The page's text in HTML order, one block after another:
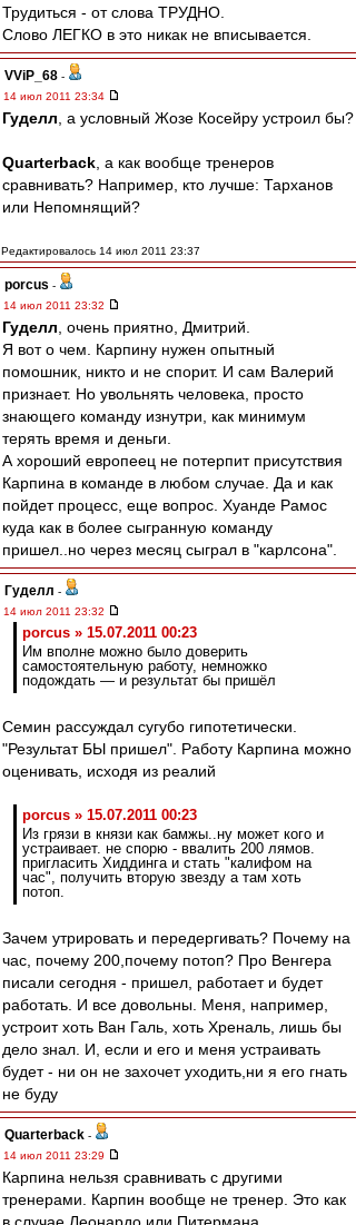
Трудиться - от слова ТРУДНО.
Слово ЛЕГКО в это никак не вписывается.
VViP_68 -
14 июл 2011 23:34
Гуделл , а условный Жозе Косейру устроил бы?
Quarterback , а как вообще тренеров
сравнивать? Например, кто лучше: Тарханов
или Непомнящий?
Редактировалось 14 июл 2011 23:37
porcus -
14 июл 2011 23:32
Гуделл , очень приятно, Дмитрий.
Я вот о чем. Карпину нужен опытный
помошник, никто и не спорит. И сам Валерий
признает. Но увольнять человека, просто
знающего команду изнутри, как минимум
терять время и деньги.
А хороший европеец не потерпит присутствия
Карпина в команде в любом случае. Да и как
пойдет процесс, еще вопрос. Хуанде Рамос
куда как в более сыгранную команду
пришел..но через месяц сыграл в "карлсона".
Гуделл -
14 июл 2011 23:32
porcus » 15.07.2011 00:23
Им вполне можно было доверить
самостоятельную работу, немножко
подождать — и результат бы пришёл
Семин рассуждал сугубо гипотетически.
"Результат БЫ пришел". Работу Карпина можно
оценивать, исходя из реалий
porcus » 15.07.2011 00:23
Из грязи в князи как бамжы..ну может кого и
устраивает. не спорю - ввалить 200 лямов.
пригласить Хиддинга и стать "калифом на
час", получить вторую звезду а там хоть
потоп.
Зачем утрировать и передергивать? Почему на
час, почему 200,почему потоп? Про Венгера
писали сегодня - пришел, работает и будет
работать. И все довольны. Меня, например,
устроит хоть Ван Галь, хоть Хреналь, лишь бы
дело знал. И, если и его и меня устраивать
будет - ни он не захочет уходить,ни я его гнать
не буду
Quarterback -
14 июл 2011 23:29
Карпина нельзя сравнивать с другими
тренерами. Карпин вообще не тренер. Это как